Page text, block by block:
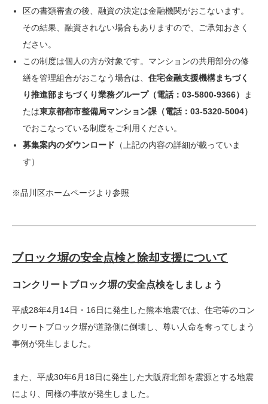
区の書類審査の後、融資の決定は金融機関がおこないます。
その結果、融資されない場合もありますので、ご承知おきく
ださい。
この制度は個人の方が対象です。マンションの共用部分の修
繕を管理組合がおこなう場合は、住宅金融支援機構まちづく
り推進部まちづくり業務グループ（電話：03-5800-9366）
ま
たは東京都都市整備局マンション課（電話：03-5320-5004）
でおこなっている制度をご利用ください。
募集案内のダウンロード （上記の内容の詳細が載っていま
す）
※品川区ホームページより参照
ブロック塀の安全点検と除却支援について
コンクリートブロック塀の安全点検をしましょう
平成28年4月14日・16日に発生した熊本地震では、住宅等のコン
クリートブロック塀が道路側に倒壊し、尊い人命を奪ってしまう
事例が発生しました。
また、平成30年6月18日に発生した大阪府北部を震源とする地震
により、同様の事故が発生しました。